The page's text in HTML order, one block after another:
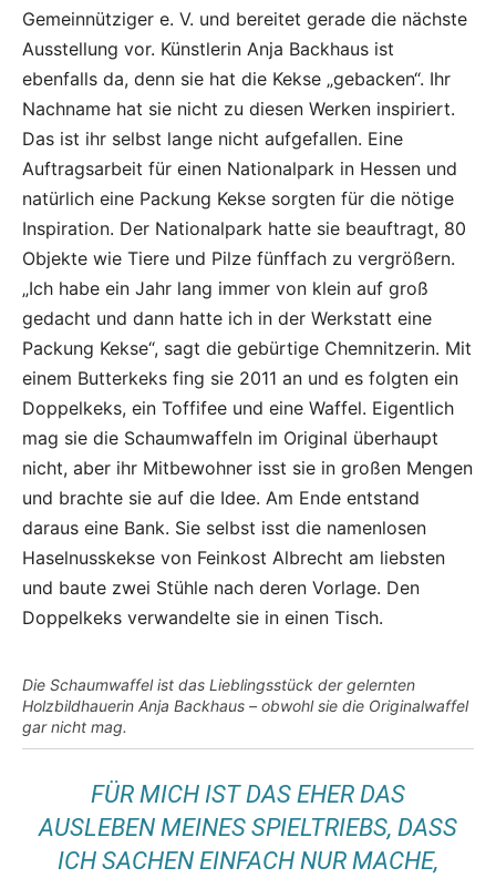
Gemeinnütziger e. V. und bereitet gerade die nächste
Ausstellung vor. Künstlerin Anja Backhaus ist
ebenfalls da, denn sie hat die Kekse „gebacken“. Ihr
Nachname hat sie nicht zu diesen Werken inspiriert.
Das ist ihr selbst lange nicht aufgefallen. Eine
Auftragsarbeit für einen Nationalpark in Hessen und
natürlich eine Packung Kekse sorgten für die nötige
Inspiration. Der Nationalpark hatte sie beauftragt, 80
Objekte wie Tiere und Pilze fünffach zu vergrößern.
„Ich habe ein Jahr lang immer von klein auf groß
gedacht und dann hatte ich in der Werkstatt eine
Packung Kekse“, sagt die gebürtige Chemnitzerin. Mit
einem Butterkeks fing sie 2011 an und es folgten ein
Doppelkeks, ein Toffifee und eine Waffel. Eigentlich
mag sie die Schaumwaffeln im Original überhaupt
nicht, aber ihr Mitbewohner isst sie in großen Mengen
und brachte sie auf die Idee. Am Ende entstand
daraus eine Bank. Sie selbst isst die namenlosen
Haselnusskekse von Feinkost Albrecht am liebsten
und baute zwei Stühle nach deren Vorlage. Den
Doppelkeks verwandelte sie in einen Tisch.
Die Schaumwaffel ist das Lieblingsstück der gelernten
Holzbildhauerin Anja Backhaus – obwohl sie die Originalwaffel
gar nicht mag.
FÜR MICH IST DAS EHER DAS
AUSLEBEN MEINES SPIELTRIEBS, DASS
ICH SACHEN EINFACH NUR MACHE,